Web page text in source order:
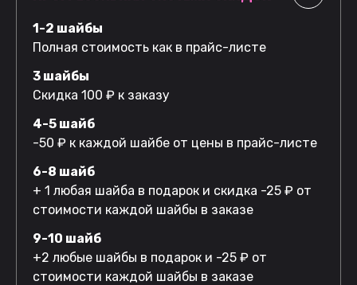
1-2 шайбы
Полная стоимость как в прайс-листе
3 шайбы
Скидка 100 ₽ к заказу
4-5 шайб
-50 ₽ к каждой шайбе от цены в прайс-листе
6-8 шайб
+ 1 любая шайба в подарок и скидка -25 ₽ от
стоимости каждой шайбы в заказе
9-10 шайб
+2 любые шайбы в подарок и -25 ₽ от
стоимости каждой шайбы в заказе